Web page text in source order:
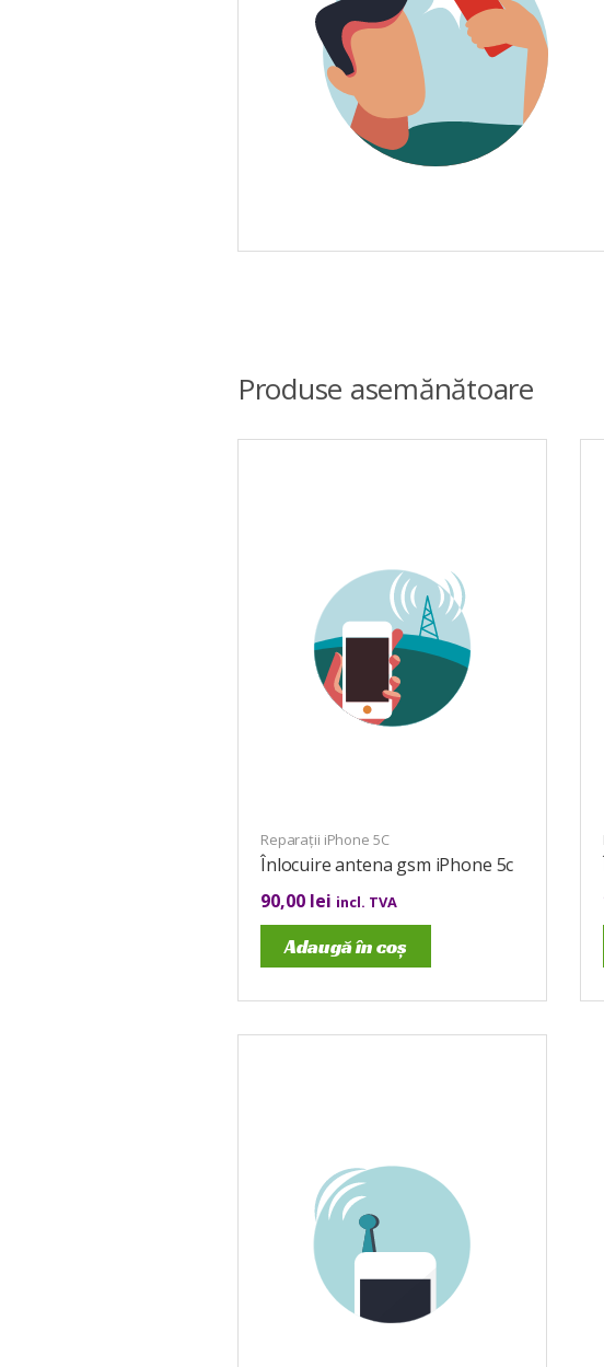
Produse asemănătoare
Reparații iPhone 5C
Înlocuire antena gsm iPhone 5c
90,00 lei incl. TVA
Adaugă în coș